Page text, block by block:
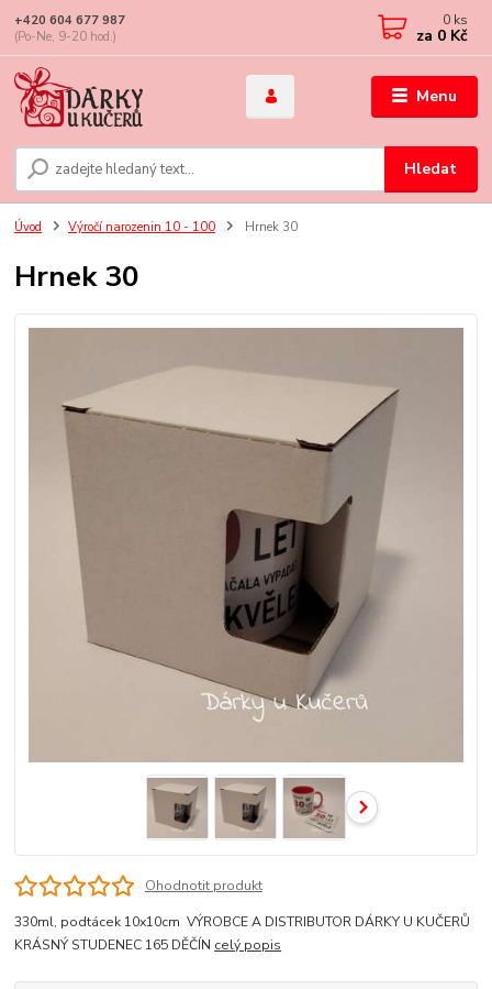
Menu
Hledat
+420 604 677 987
(Po-Ne, 9-20 hod.)
0 ks
za 0 Kč
Úvod Výročí narozenin 10 - 100 Hrnek 30
Hrnek 30
Ohodnotit produkt
330ml, podtácek 10x10cm VÝROBCE A DISTRIBUTOR DÁRKY U KUČERŮ
KRÁSNÝ STUDENEC 165 DĚČÍN celý popis